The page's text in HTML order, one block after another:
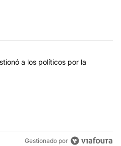
con más comentarios en los
título "García Cuerva cuestionó
a los políticos por la
título "" con 6 comentarios.
Gestionado por